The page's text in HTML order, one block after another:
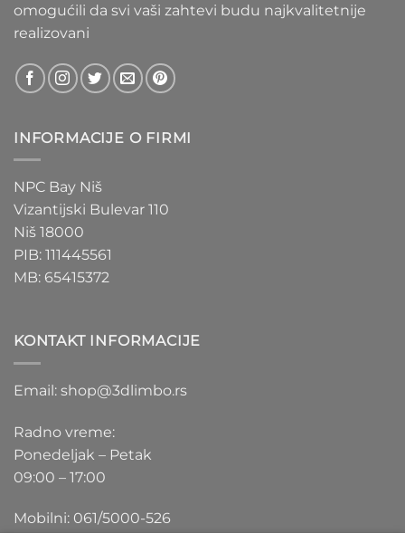
omogućili da svi vaši zahtevi budu najkvalitetnije
realizovani
INFORMACIJE O FIRMI
NPC Bay Niš
Vizantijski Bulevar 110
Niš 18000
PIB: 111445561
MB: 65415372
KONTAKT INFORMACIJE
Email: shop@3dlimbo.rs
Radno vreme:
Ponedeljak – Petak
09:00 – 17:00
Mobilni: 061/5000-526